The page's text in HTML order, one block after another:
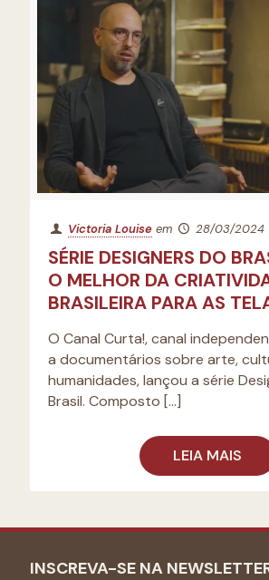
Victoria Louise em 28/03/2024
SÉRIE DESIGNERS DO
O MELHOR DA
BRASILEIRA PARA AS
O Canal Curta!, canal
a documentários sobre arte,
humanidades, lançou a série
Brasil. Composto […]
LEIA MAIS
INSCREVA-SE NA